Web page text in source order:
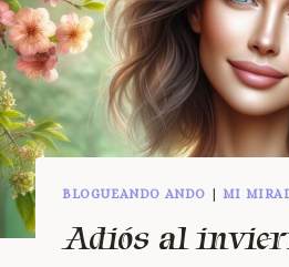
BLOGUEANDO ANDO | MI
Adiós al